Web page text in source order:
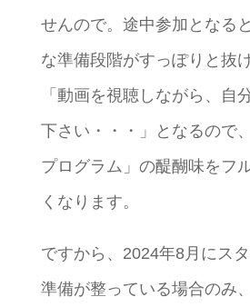
せんので。途中参加となる
な準備段階がすっぽりと抜
「動画を視聴しながら、自
下さい・・・」となるので
プログラム」の醍醐味をフ
くなります。
ですから、2024年8月にス
準備が整っている場合のみ